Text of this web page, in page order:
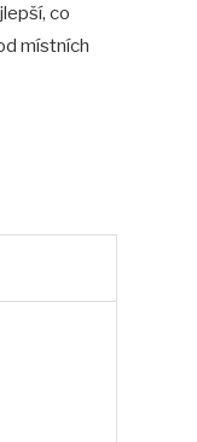
co
místních